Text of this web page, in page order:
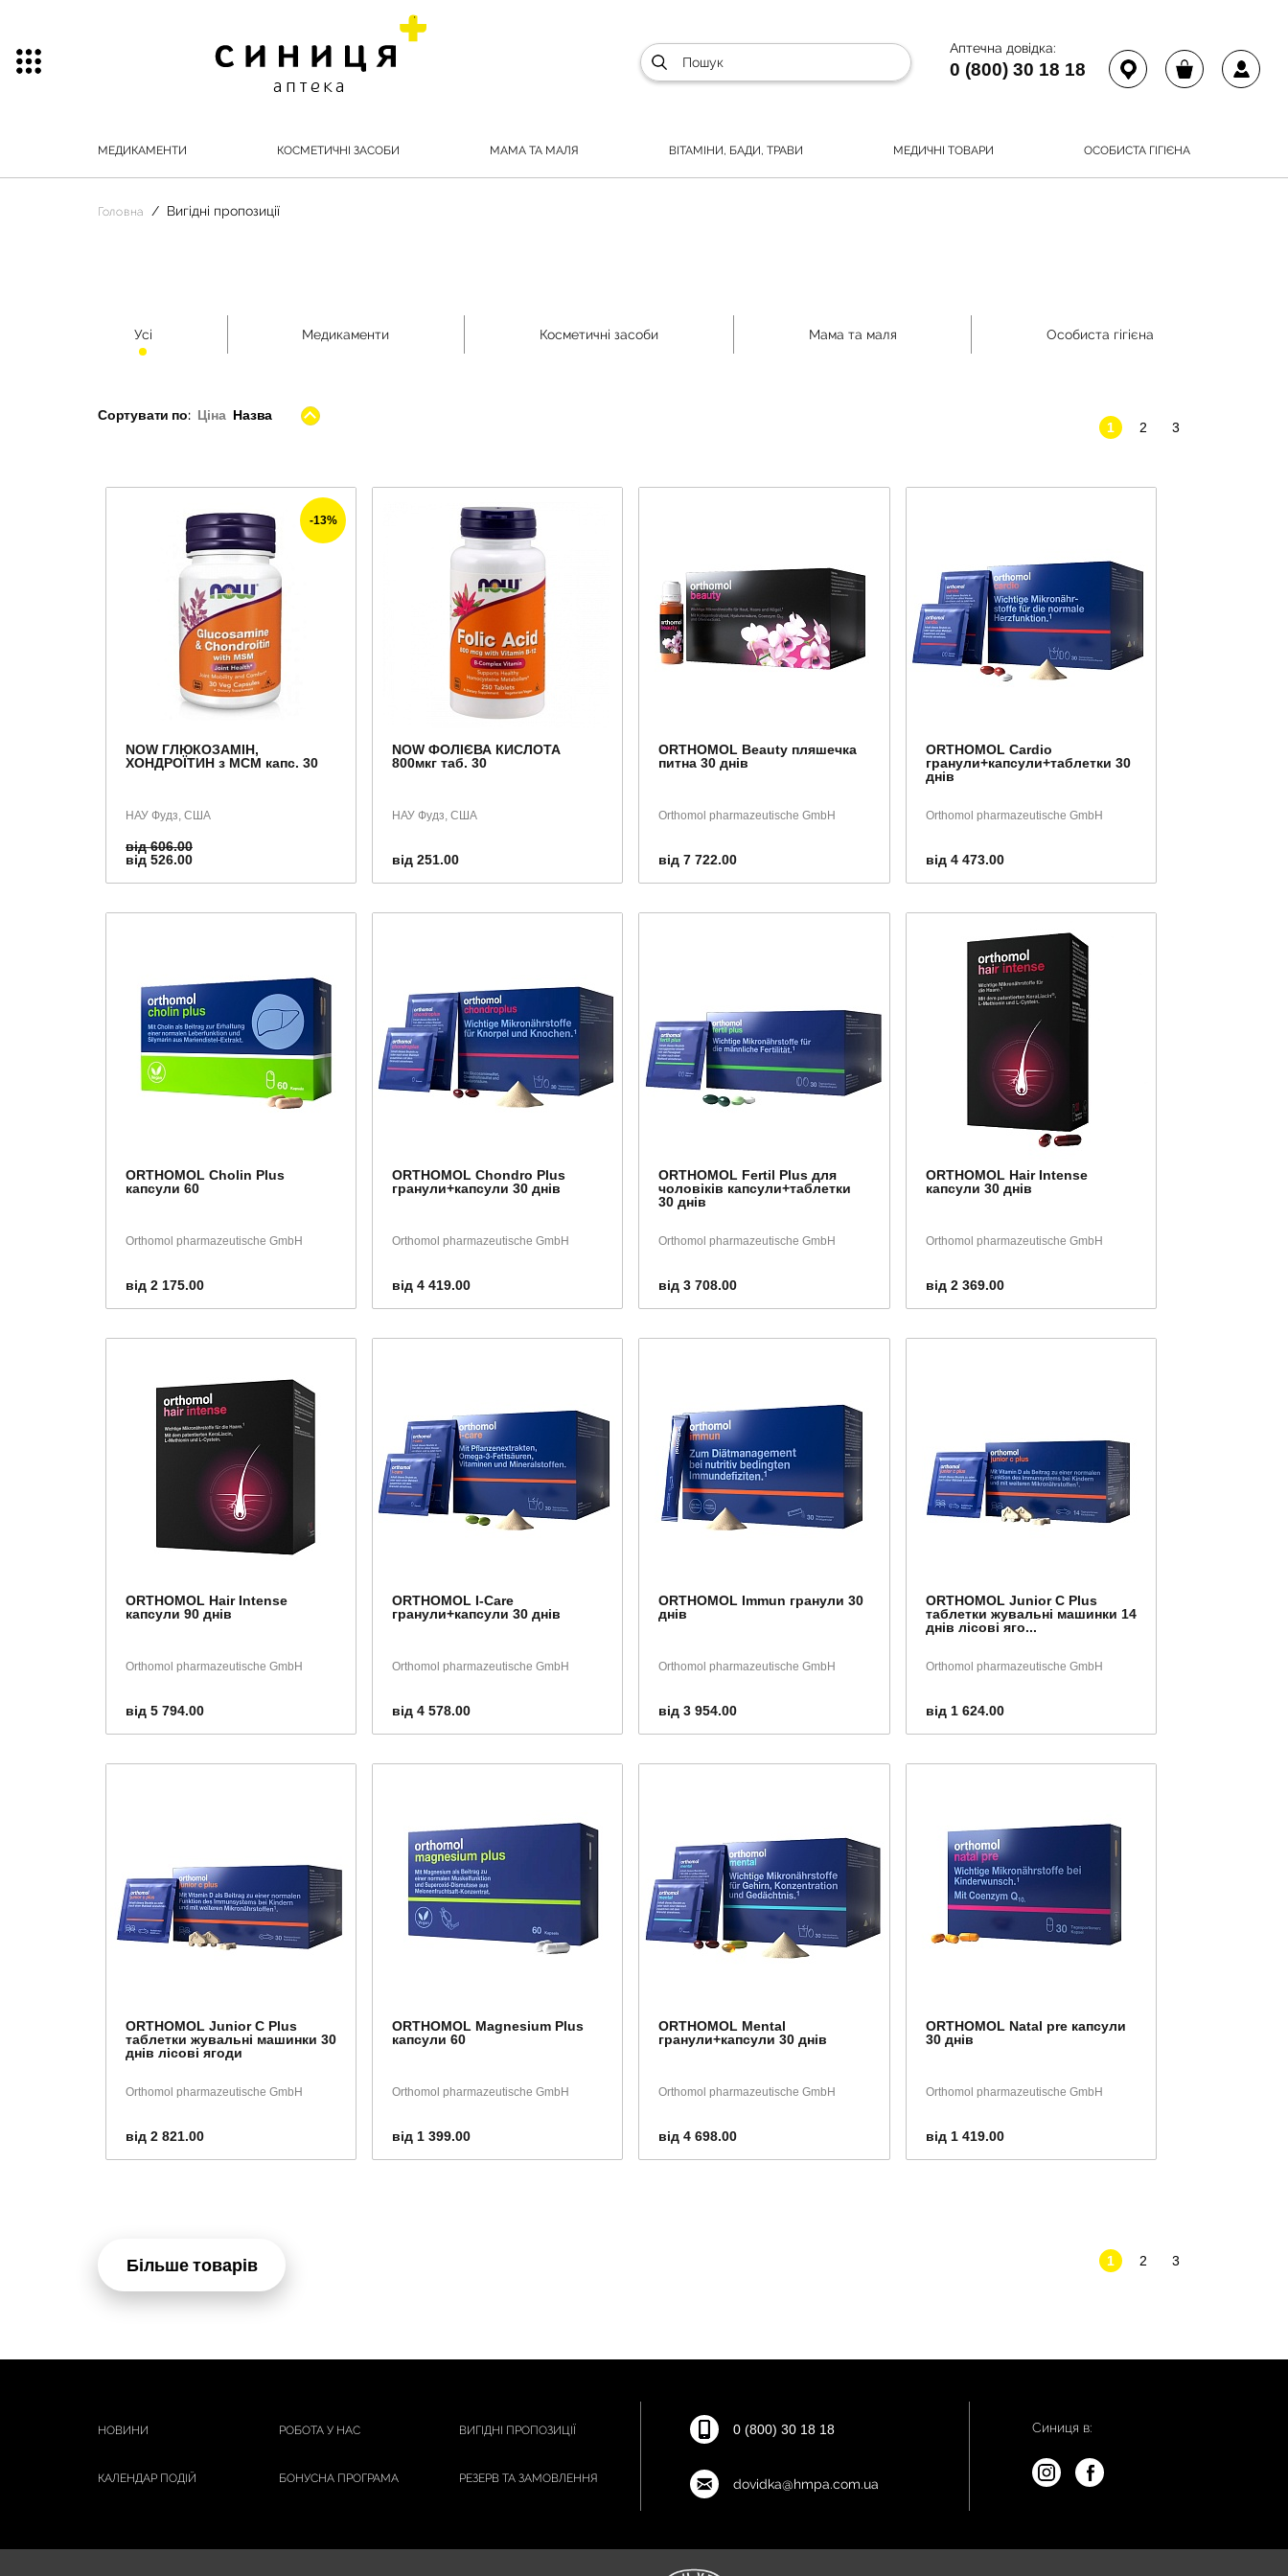
Аптечна довідка:
0 (800) 30 18 18
МЕДИКАМЕНТИ КОСМЕТИЧНІ ЗАСОБИ МАМА ТА МАЛЯ ВІТАМІНИ, БАДИ, ТРАВИ МЕДИЧНІ ТОВАРИ ОСОБИСТА ГІГІЄНА
Головна Вигідні пропозиції
Усі Медикаменти Косметичні засоби Мама та маля Особиста гігієна
Сортувати по: Ціна Назва
1
2 3
-13%
NOW ГЛЮКОЗАМІН,
ХОНДРОЇТИН з МСМ капс. 30
НАУ Фудз, США
від 606.00
від 526.00
NOW ФОЛІЄВА КИСЛОТА
800мкг таб. 30
НАУ Фудз, США
від 251.00
ORTHOMOL Beauty пляшечка
питна 30 днів
Orthomol pharmazeutische GmbH
від 7 722.00
ORTHOMOL Cardio
гранули+капсули+таблетки 30
днів
Orthomol pharmazeutische GmbH
від 4 473.00
ORTHOMOL Cholin Plus
капсули 60
Orthomol pharmazeutische GmbH
від 2 175.00
ORTHOMOL Chondro Plus
гранули+капсули 30 днів
Orthomol pharmazeutische GmbH
від 4 419.00
ORTHOMOL Fertil Plus для
чоловіків капсули+таблетки
30 днів
Orthomol pharmazeutische GmbH
від 3 708.00
ORTHOMOL Hair Intense
капсули 30 днів
Orthomol pharmazeutische GmbH
від 2 369.00
ORTHOMOL Hair Intense
капсули 90 днів
Orthomol pharmazeutische GmbH
від 5 794.00
ORTHOMOL I-Care
гранули+капсули 30 днів
Orthomol pharmazeutische GmbH
від 4 578.00
ORTHOMOL Immun гранули 30
днів
Orthomol pharmazeutische GmbH
від 3 954.00
ORTHOMOL Junior C Plus
таблетки жувальні машинки 14
днів лісові яго...
Orthomol pharmazeutische GmbH
від 1 624.00
ORTHOMOL Junior C Plus
таблетки жувальні машинки 30
днів лісові ягоди
Orthomol pharmazeutische GmbH
від 2 821.00
ORTHOMOL Magnesium Plus
капсули 60
Orthomol pharmazeutische GmbH
від 1 399.00
ORTHOMOL Mental
гранули+капсули 30 днів
Orthomol pharmazeutische GmbH
від 4 698.00
ORTHOMOL Natal pre капсули
30 днів
Orthomol pharmazeutische GmbH
від 1 419.00
Більше товарів 1 2 3
НОВИНИ РОБОТА У НАС ВИГІДНІ ПРОПОЗИЦІЇ
КАЛЕНДАР ПОДІЙ БОНУСНА ПРОГРАМА РЕЗЕРВ ТА ЗАМОВЛЕННЯ
0 (800) 30 18 18
dovidka@hmpa.com.ua
Синиця в: